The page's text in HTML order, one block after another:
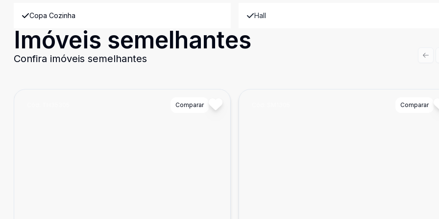
Copa Cozinha Hall
Imóveis semelhantes
Confira imóveis semelhantes
Comparar Comparar